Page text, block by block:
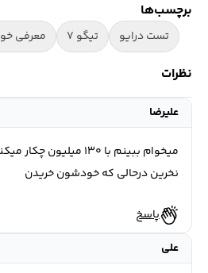
برچسب‌ها
تست درایو تیگو 7 معرفی
نظرات
علیرضا
میخوام ببینم با ۱۳۰
نخرین درحالی که خودشون خریدن
پاسخ
علی